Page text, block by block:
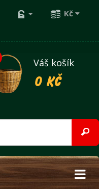
Kč
Váš košík
0 Kč